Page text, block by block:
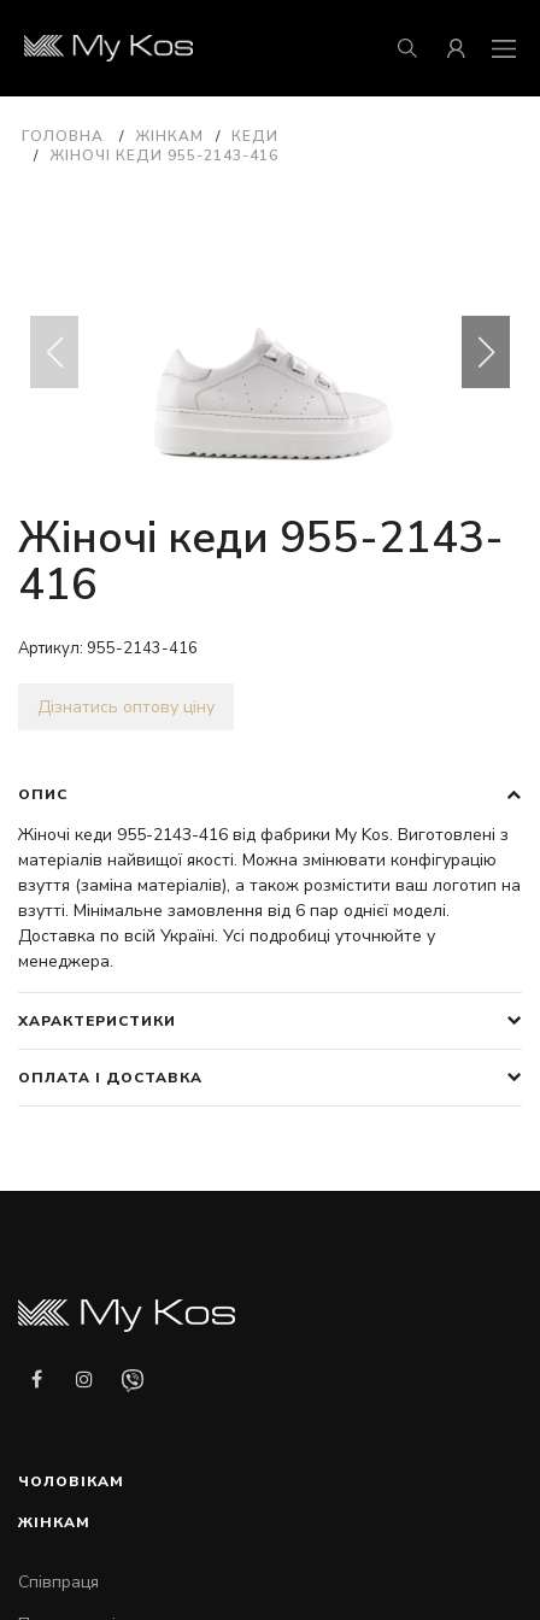
ГОЛОВНА ЖІНКАМ
КЕДИ
ЖІНОЧІ КЕДИ 955-2143-416
Жіночі кеди 955-2143-
416
Артикул: 955-2143-416
Дізнатись оптову ціну
ОПИС
Жіночі кеди 955-2143-416 від фабрики My Kos. Виготовлені з
матеріалів найвищої якості. Можна змінювати конфігурацію
взуття (заміна матеріалів), а також розмістити ваш логотип на
взутті. Мінімальне замовлення від 6 пар однієї моделі.
Доставка по всій Україні. Усі подробиці уточнюйте у
менеджера.
ХАРАКТЕРИСТИКИ
ОПЛАТА І ДОСТАВКА
ЧОЛОВІКАМ
ЖІНКАМ
Співпраця